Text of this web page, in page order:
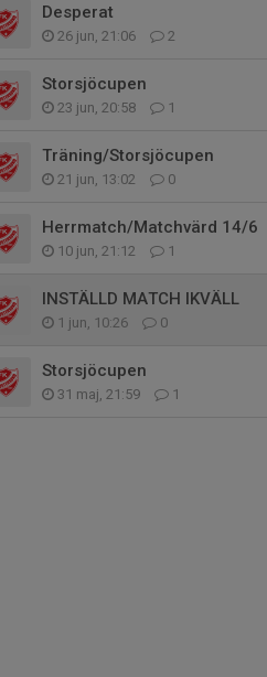
Desperat
26 jun, 21:06 2
Storsjöcupen
23 jun, 20:58 1
Träning/Storsjöcupen
21 jun, 13:02 0
Herrmatch/Matchvärd 14/6
10 jun, 21:12 1
INSTÄLLD MATCH IKVÄLL
1 jun, 10:26 0
Storsjöcupen
31 maj, 21:59 1